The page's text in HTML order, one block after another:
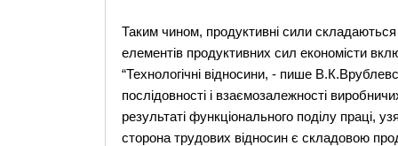
Таким чином, продуктивні сили складаються
елементів продуктивних сил економісти
“Технологічні відносини, - пише
послідовності і взаємозалежності
результаті функціонального поділу праці,
сторона трудових відносин є складовою